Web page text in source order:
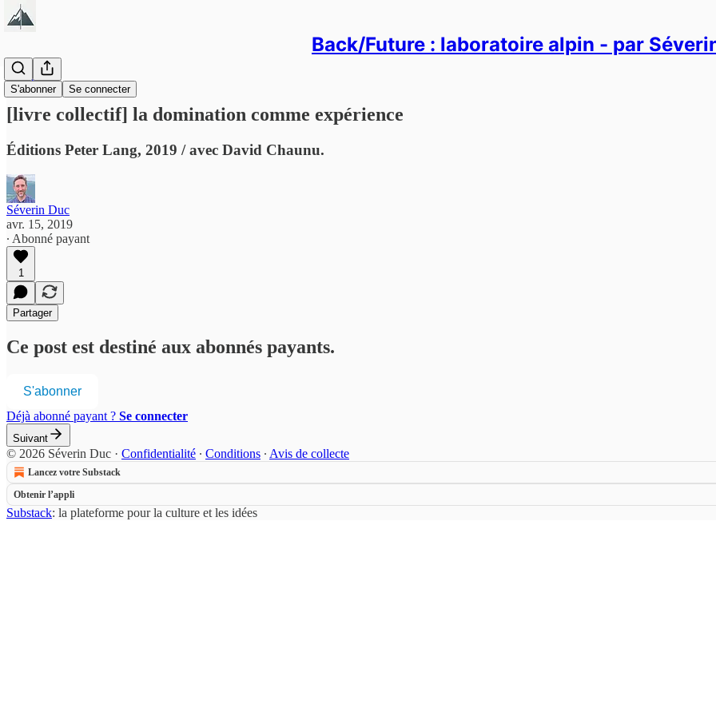
Back/Future : laboratoire alpin - par
S'abonner Se connecter
Livres
[livre collectif] la domination comme expérience
Éditions Peter Lang, 2019 / avec David Chaunu.
Séverin Duc
avr. 15, 2019
∙ Abonné payant
1
Partager
Ce post est destiné aux abonnés payants.
S'abonner
Déjà abonné payant ? Se connecter
Suivant
© 2026 Séverin Duc · Confidentialité ∙ Conditions ∙ Avis de collecte
Lancez votre Substack
Obtenir l’appli
Substack: la plateforme pour la culture et les idées